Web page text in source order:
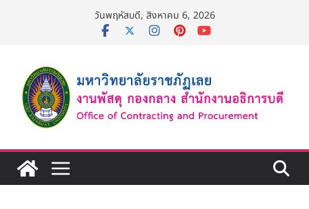
วันพฤหัสบดี, สิงหาคม 6, 2026